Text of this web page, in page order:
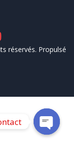
réservés. Propulsé